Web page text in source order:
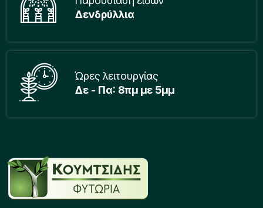
Δενδρύλλια
Ώρες λειτουργίας
Δε - Πα: 8πμ με 5μμ